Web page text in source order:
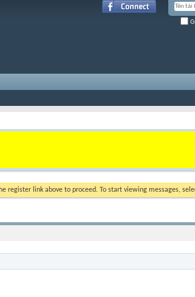
register link above to proceed. To start viewing messages,